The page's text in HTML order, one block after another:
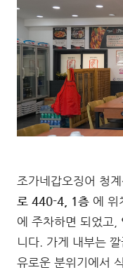
조가네갑오징어 청
로 440-4, 1층 에 위
에 주차하면 되었고,
니다. 가게 내부는
유로운 분위기에서